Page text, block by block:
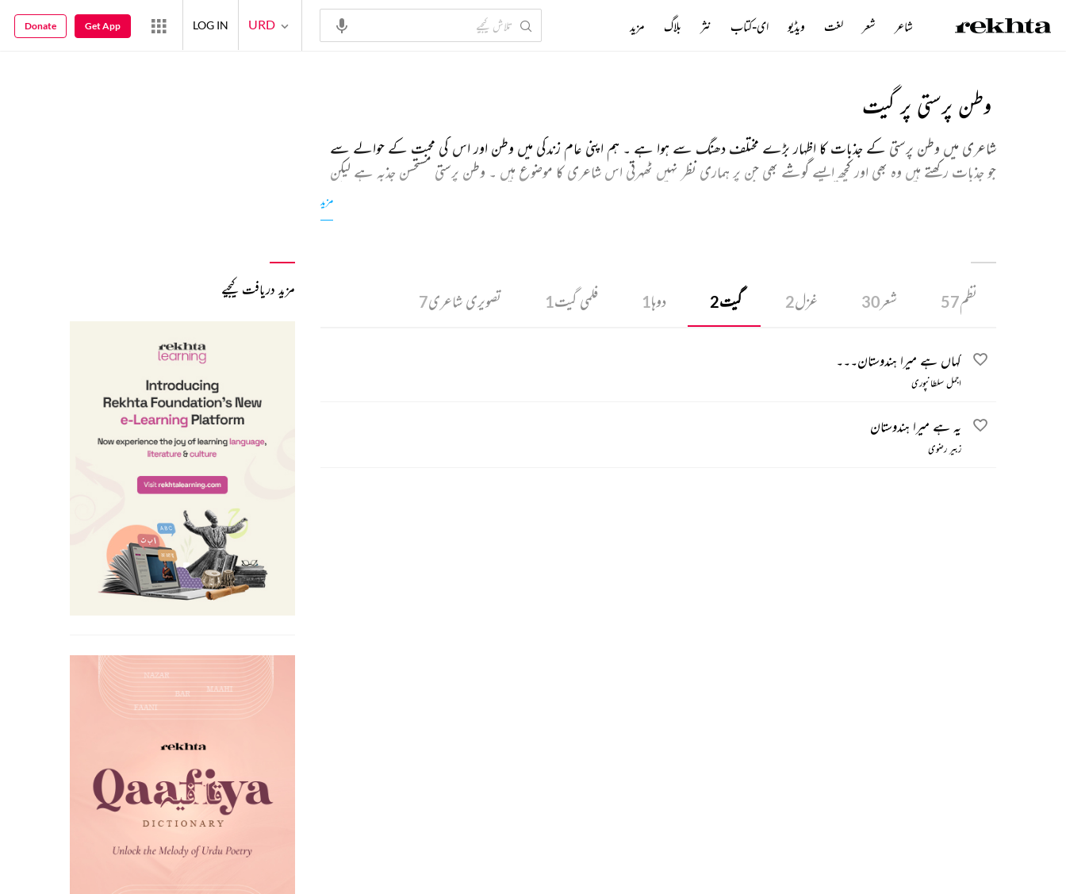
وطن پرستی پر گیت
شاعری میں وطن پرستی کے جذبات کا اظہار بڑے مختلف دھنگ سے ہوا ہے ۔ ہم اپنی عام زندگی میں وطن اور اس کی محبت کے حوالے سے
جو جذبات رکھتے ہیں وہ بھی اور کچھ ایسے گوشے بھی جن پر ہماری نظر نہیں ٹھہرتی اس شاعری کا موضوع ہیں ۔ وطن پرستی مستحسن جذبہ ہے لیکن
حد سے بڑھی ہوئی وطن پرستی کس قسم کے نتائج پیدا کرتی ہے اور عالمی انسانی برادری کے سیاق میں اس کے کیا منفی اثرات ہوتے ہیں اس کیمزید
نظم57 شعر30 غزل2 گیت2 دوہا1 فلمی گیت1 تصویری شاعری7
کہاں ہے میرا ہندوستان۔۔۔
اجمل سلطانپوری
یہ ہے میرا ہندوستان
زبیر رضوی
مزید دریافت کیجیے
شاعر شعر لغت ویڈیو ای-کتاب نثر بلاگ مزید URD
LOG IN
Get App
Donate